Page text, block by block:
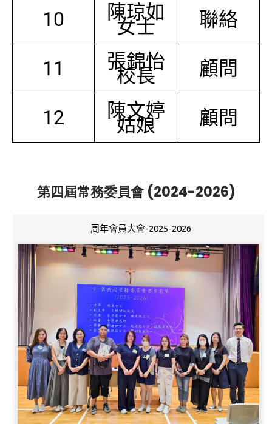
10 陳琼如
女士 聯絡
11 張錦怡
校長 顧問
12 陳文婷
姑娘 顧問
第四屆常務委員會 (2024-2026)
周年會員大會-2025-2026